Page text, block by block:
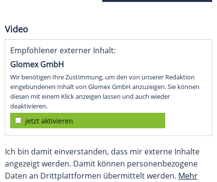
Video
Empfohlener externer Inhalt:
Glomex GmbH
Wir benötigen Ihre Zustimmung, um den von unserer Redaktion
eingebundenen Inhalt von Glomex GmbH anzuzeigen. Sie können
diesen mit einem Klick anzeigen lassen und auch wieder
deaktivieren.
jetzt aktivieren
Ich bin damit einverstanden, dass mir externe Inhalte
angezeigt werden. Damit können personenbezogene
Daten an Drittplattformen übermittelt werden. Mehr